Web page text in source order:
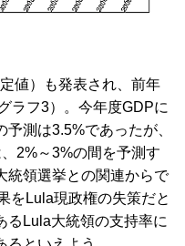
値）も発表され、前年
ラフ3）。今年度GDPに
測は3.5%であったが、
2%～3%の間を予測す
統領選挙との関連からで
をLula現政権の失策だと
るLula大統領の支持率に